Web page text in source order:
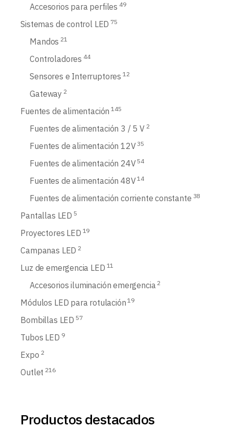
Accesorios para perfiles 49
Sistemas de control LED 75
Mandos 21
Controladores 44
Sensores e Interruptores 12
Gateway 2
Fuentes de alimentación 145
Fuentes de alimentación 3 / 5 V 2
Fuentes de alimentación 12V 35
Fuentes de alimentación 24V 54
Fuentes de alimentación 48V 14
Fuentes de alimentación corriente constante 38
Pantallas LED 5
Proyectores LED 19
Campanas LED 2
Luz de emergencia LED 11
Accesorios iluminación emergencia 2
Módulos LED para rotulación 19
Bombillas LED 57
Tubos LED 9
Expo 2
Outlet 216
Productos destacados